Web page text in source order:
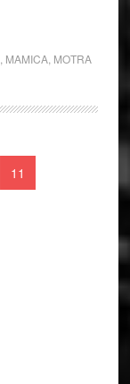
MAMICA, MOTRA
11